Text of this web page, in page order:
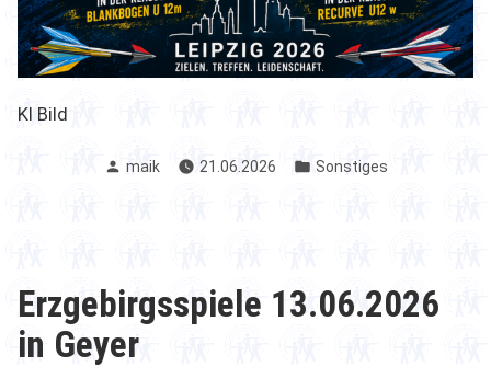
KI Bild
Verfasst
maik 21.06.2026
Veröffentlicht
Sonstiges
Erzgebirgsspiele 13.06.2026
in Geyer